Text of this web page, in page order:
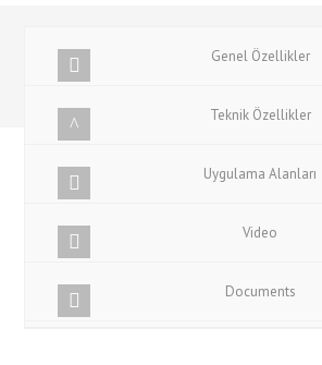
Genel Özellikler
Teknik Özellikler
Uygulama Alanları
Video
Documents